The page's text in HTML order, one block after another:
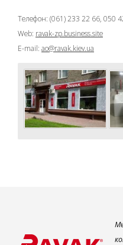
Телефон: (061) 233 22 66, 050
Web: ravak-zp.business.site
E-mail: ao@ravak.kiev.ua